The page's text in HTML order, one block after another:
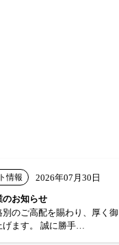
情報 2026年07月30日
のお知らせ
別のご高配を賜わり、厚く御
げます。 誠に勝手…